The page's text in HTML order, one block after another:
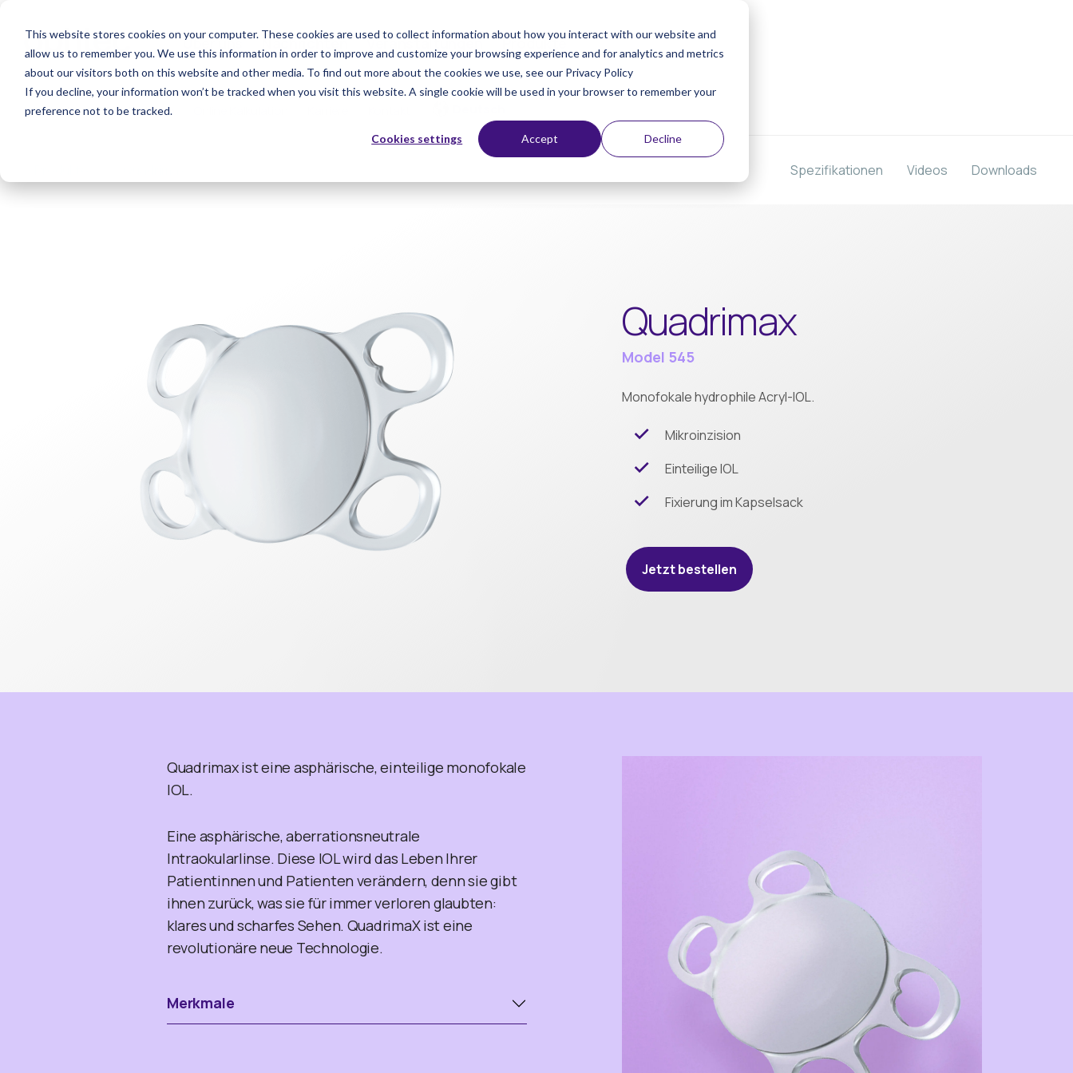
This website stores cookies on your computer. These cookies are used to collect information about how you interact with our website and
allow us to remember you. We use this information in order to improve and customize your browsing experience and for analytics and metrics
about our visitors both on this website and other media. To find out more about the cookies we use, see our Privacy Policy
If you decline, your information won’t be tracked when you visit this website. A single cookie will be used in your browser to remember your
preference not to be tracked.
Cookies settings Accept Decline
Über uns Nachrichten Veranstaltungen Produkte
Patienten Distributoren
Spezifikationen Videos Downloads
Quadrimax
Model 545
Monofokale hydrophile Acryl-IOL.
Mikroinzision
Einteilige IOL
Fixierung im Kapselsack
Jetzt bestellen
Quadrimax ist eine asphärische, einteilige monofokale
IOL.
Eine asphärische, aberrationsneutrale
Intraokularlinse. Diese IOL wird das Leben Ihrer
Patientinnen und Patienten verändern, denn sie gibt
ihnen zurück, was sie für immer verloren glaubten:
klares und scharfes Sehen. QuadrimaX ist eine
revolutionäre neue Technologie.
Merkmale